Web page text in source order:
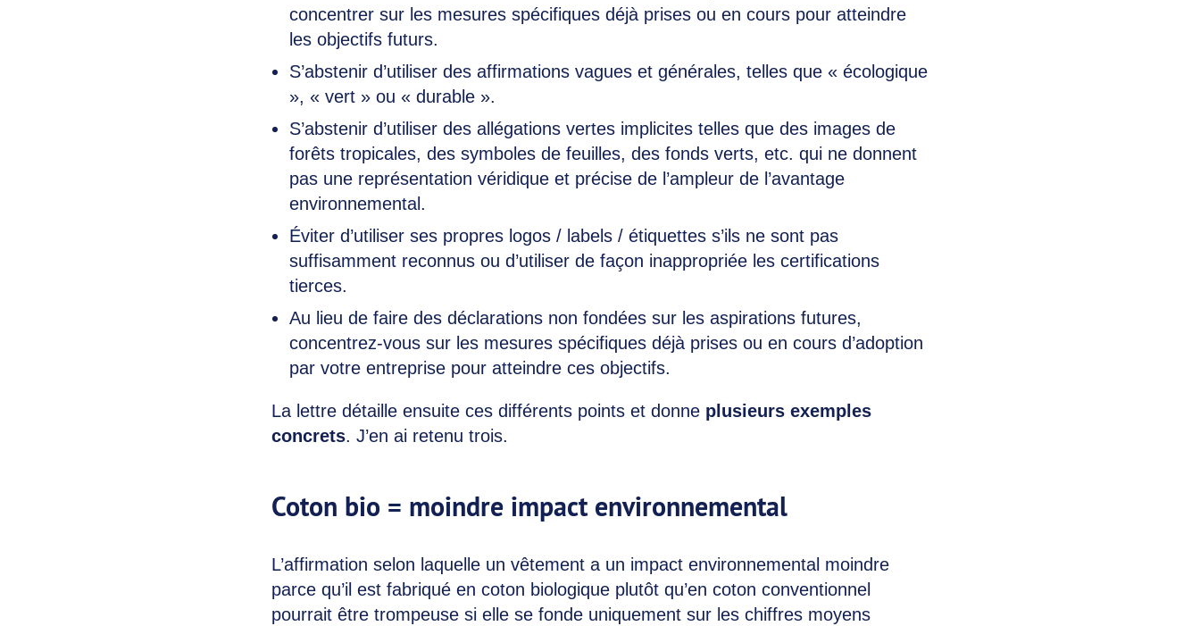
concentrer sur les mesures spécifiques déjà prises ou en cours pour atteindre
les objectifs futurs.
S’abstenir d’utiliser des affirmations vagues et générales, telles que « écologique
», « vert » ou « durable ».
S’abstenir d’utiliser des allégations vertes implicites telles que des images de
forêts tropicales, des symboles de feuilles, des fonds verts, etc. qui ne donnent
pas une représentation véridique et précise de l’ampleur de l’avantage
environnemental.
Éviter d’utiliser ses propres logos / labels / étiquettes s’ils ne sont pas
suffisamment reconnus ou d’utiliser de façon inappropriée les certifications
tierces.
Au lieu de faire des déclarations non fondées sur les aspirations futures,
concentrez-vous sur les mesures spécifiques déjà prises ou en cours d’adoption
par votre entreprise pour atteindre ces objectifs.
La lettre détaille ensuite ces différents points et donne plusieurs exemples
concrets. J’en ai retenu trois.
Coton bio = moindre impact environnemental
L’affirmation selon laquelle un vêtement a un impact environnemental moindre
parce qu’il est fabriqué en coton biologique plutôt qu’en coton conventionnel
pourrait être trompeuse si elle se fonde uniquement sur les chiffres moyens